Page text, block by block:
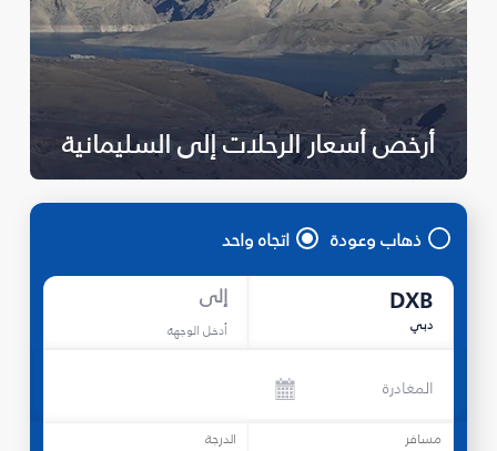
أرخص أسعار الرحلات إلى السليمانية‎
ذهاب وعودة اتجاه واحد
DXB
دبي
إلى
أدخل الوجهة
المغادرة
مسافر الدرجة